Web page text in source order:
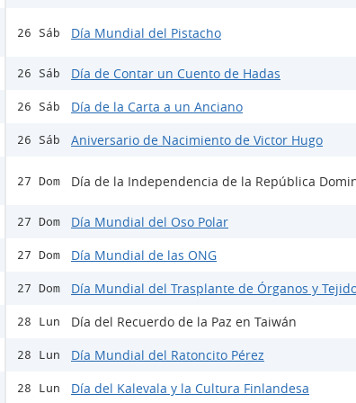
26 Sáb Día Mundial del Pistacho
26 Sáb Día de Contar un Cuento de Hadas
26 Sáb Día de la Carta a un Anciano
26 Sáb Aniversario de Nacimiento de Victor Hugo
27 Dom Día de la Independencia de la República
27 Dom Día Mundial del Oso Polar
27 Dom Día Mundial de las ONG
27 Dom Día Mundial del Trasplante de Órganos y
28 Lun Día del Recuerdo de la Paz en Taiwán
28 Lun Día Mundial del Ratoncito Pérez
28 Lun Día del Kalevala y la Cultura Finlandesa